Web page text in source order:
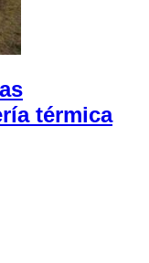
térmica